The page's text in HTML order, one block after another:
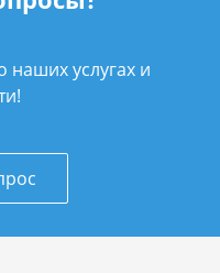
услугах и